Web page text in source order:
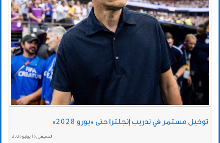
توخيل مستمر في تدريب إنجلترا حتى «يورو 2028»
الخميس , 16 يوليو 2026